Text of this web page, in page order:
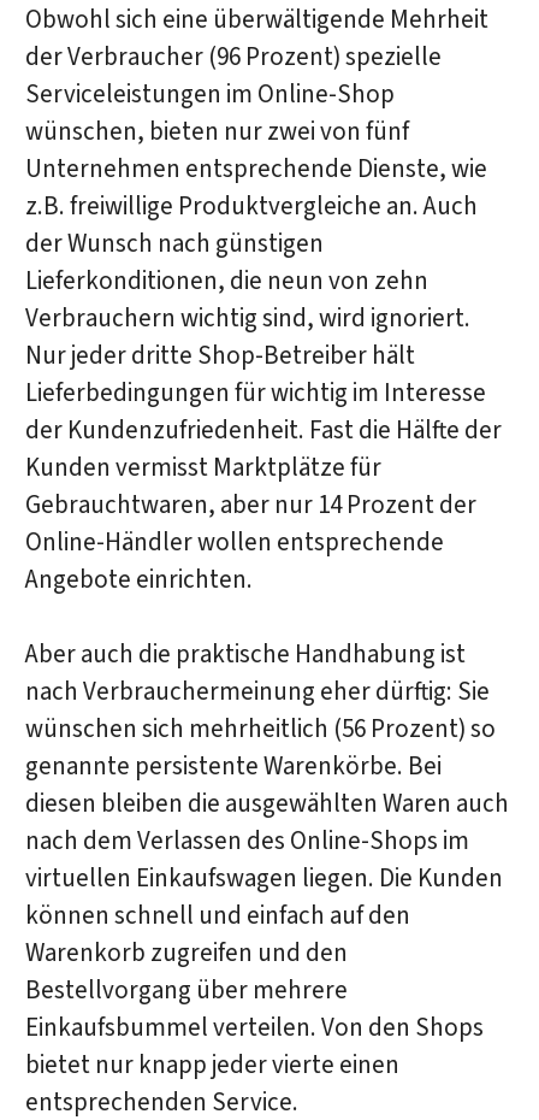
Obwohl sich eine überwältigende Mehrheit
der Verbraucher (96 Prozent) spezielle
Serviceleistungen im Online-Shop
wünschen, bieten nur zwei von fünf
Unternehmen entsprechende Dienste, wie
z.B. freiwillige Produktvergleiche an. Auch
der Wunsch nach günstigen
Lieferkonditionen, die neun von zehn
Verbrauchern wichtig sind, wird ignoriert.
Nur jeder dritte Shop-Betreiber hält
Lieferbedingungen für wichtig im Interesse
der Kundenzufriedenheit. Fast die Hälfte der
Kunden vermisst Marktplätze für
Gebrauchtwaren, aber nur 14 Prozent der
Online-Händler wollen entsprechende
Angebote einrichten.
Aber auch die praktische Handhabung ist
nach Verbrauchermeinung eher dürftig: Sie
wünschen sich mehrheitlich (56 Prozent) so
genannte persistente Warenkörbe. Bei
diesen bleiben die ausgewählten Waren auch
nach dem Verlassen des Online-Shops im
virtuellen Einkaufswagen liegen. Die Kunden
können schnell und einfach auf den
Warenkorb zugreifen und den
Bestellvorgang über mehrere
Einkaufsbummel verteilen. Von den Shops
bietet nur knapp jeder vierte einen
entsprechenden Service.